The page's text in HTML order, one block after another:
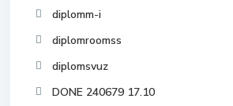
diplomm-i
diplomroomss
diplomsvuz
DONE 240679 17.10